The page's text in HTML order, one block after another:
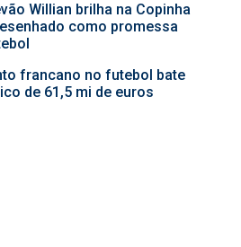
Willian brilha na Copinha
como promessa
francano no futebol bate
de 61,5 mi de euros